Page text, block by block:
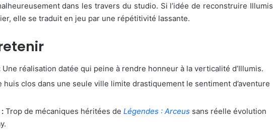
dans les travers du studio. Si l’idée de reconstruire Illumis
elle se traduit en jeu par une répétitivité lassante.
Une réalisation datée qui peine à rendre honneur à la verticalité d’Illumis.
huis clos dans une seule ville limite drastiquement le sentiment d’aventure
Trop de mécaniques héritées de Légendes : Arceus sans réelle évolution